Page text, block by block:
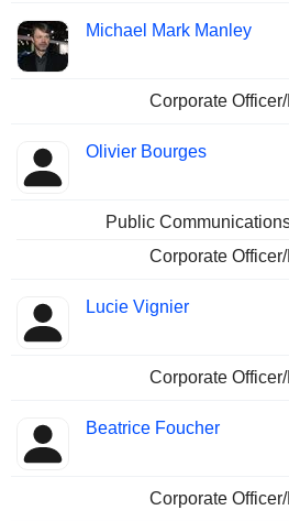
Michael Mark Manley
Corporate
Olivier Bourges
Public
Corporate
Lucie Vignier
Corporate
Beatrice Foucher
Corporate